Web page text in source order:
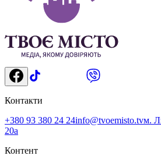
Контакти
+380 93 380 24 24info@tvoemisto.tvм.
20а
Контент